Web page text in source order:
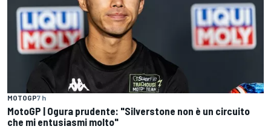
MOTOGP7 h
MotoGP | Ogura prudente: "Silverstone non è un circuito
che mi entusiasmi molto"